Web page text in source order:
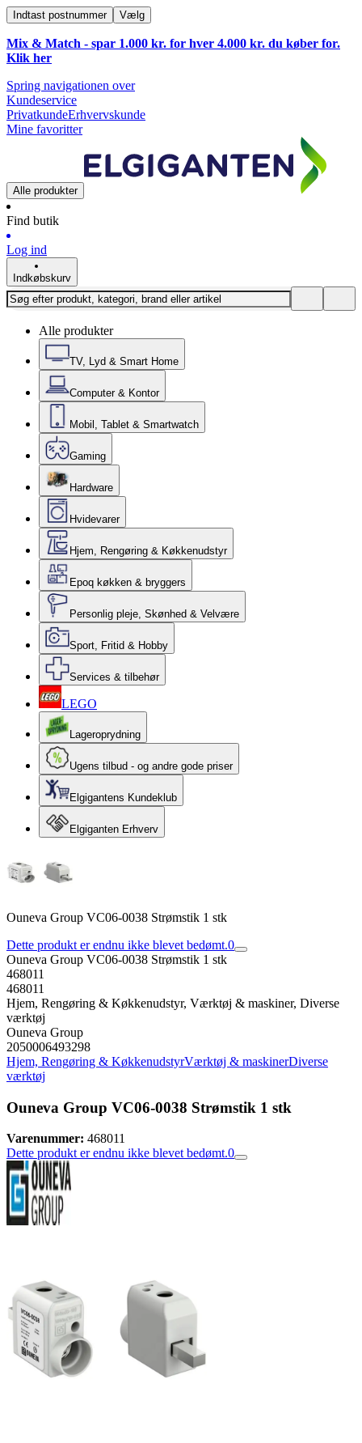
Indtast postnummer Vælg
Mix & Match - spar 1.000 kr. for hver 4.000 kr. du køber for.
Klik her
Spring navigationen over
Kundeservice
PrivatkundeErhvervskunde
Mine favoritter
Alle produkter
Find butik
Log ind
Indkøbskurv
Alle produkter
TV, Lyd & Smart Home
Computer & Kontor
Mobil, Tablet & Smartwatch
Gaming
Hardware
Hvidevarer
Hjem, Rengøring & Køkkenudstyr
Epoq køkken & bryggers
Personlig pleje, Skønhed & Velvære
Sport, Fritid & Hobby
Services & tilbehør
LEGO
Lageroprydning
Ugens tilbud - og andre gode priser
Elgigantens Kundeklub
Elgiganten Erhverv
Ouneva Group VC06-0038 Strømstik 1 stk
Dette produkt er endnu ikke blevet bedømt.0
Ouneva Group VC06-0038 Strømstik 1 stk
468011
468011
Hjem, Rengøring & Køkkenudstyr, Værktøj & maskiner, Diverse
værktøj
Ouneva Group
2050006493298
Hjem, Rengøring & KøkkenudstyrVærktøj & maskinerDiverse
værktøj
Ouneva Group VC06-0038 Strømstik 1 stk
Varenummer: 468011
Dette produkt er endnu ikke blevet bedømt.0